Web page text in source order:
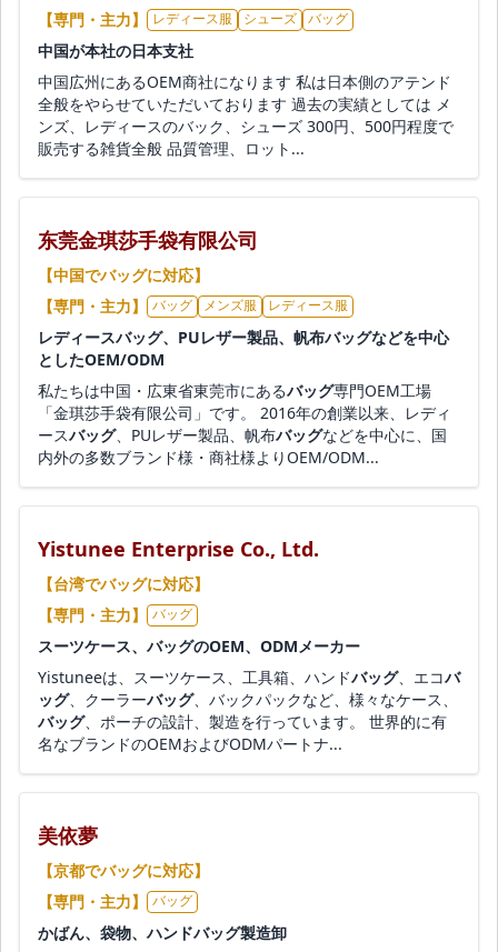
【専門・主力】
レディース服 シューズ バッグ
中国が本社の日本支社
中国広州にあるOEM商社になります 私は日本側のアテンド
全般をやらせていただいております 過去の実績としては メ
ンズ、レディースのバック、シューズ 300円、500円程度で
販売する雑貨全般 品質管理、ロット...
东莞金琪莎手袋有限公司
【中国でバッグに対応】
【専門・主力】
バッグ メンズ服 レディース服
レディースバッグ、PUレザー製品、帆布バッグなどを中心
としたOEM/ODM
私たちは中国・広東省東莞市にあるバッグ専門OEM工場
「金琪莎手袋有限公司」です。 2016年の創業以来、レディ
ースバッグ、PUレザー製品、帆布バッグなどを中心に、国
内外の多数ブランド様・商社様よりOEM/ODM...
Yistunee Enterprise Co., Ltd.
【台湾でバッグに対応】
【専門・主力】
バッグ
スーツケース、バッグのOEM、ODMメーカー
Yistuneeは、スーツケース、工具箱、ハンドバッグ、エコバ
ッグ、クーラーバッグ、バックパックなど、様々なケース、
バッグ、ポーチの設計、製造を行っています。 世界的に有
名なブランドのOEMおよびODMパートナ...
美依夢
【京都でバッグに対応】
【専門・主力】
バッグ
かばん、袋物、ハンドバッグ製造卸